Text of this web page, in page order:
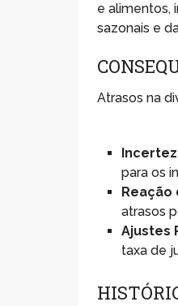
e alimentos,
sazonais e
Atrasos na
para os
Reação
atrasos
Ajustes
taxa de